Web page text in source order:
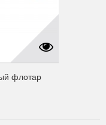
флотар